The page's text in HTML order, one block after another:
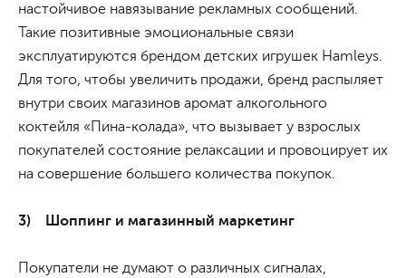
настойчивое навязывание рекламных сообщений.
Такие позитивные эмоциональные связи
эксплуатируются брендом детских игрушек Hamleys.
Для того, чтобы увеличить продажи, бренд распыляет
внутри своих магазинов аромат алкогольного
коктейля «Пина-колада», что вызывает у взрослых
покупателей состояние релаксации и провоцирует их
на совершение большего количества покупок.
3) Шоппинг и магазинный маркетинг
Покупатели не думают о различных сигналах,